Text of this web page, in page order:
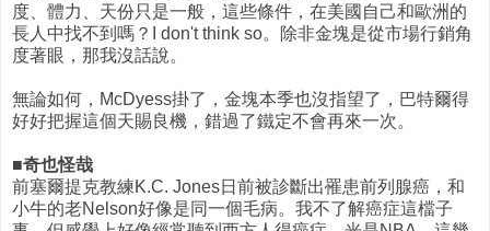
度、體力、天份只是一般，這些條件，在美國自己和歐洲的
長人中找不到嗎？I don't think so。除非金塊是從市場行銷角
度著眼，那我沒話說。
無論如何，McDyess掛了，金塊本季也沒指望了，巴特爾得
好好把握這個天賜良機，錯過了鐵定不會再來一次。
■奇也怪哉
前塞爾提克教練K.C. Jones日前被診斷出罹患前列腺癌，和
小牛的老Nelson好像是同一個毛病。我不了解癌症這檔子